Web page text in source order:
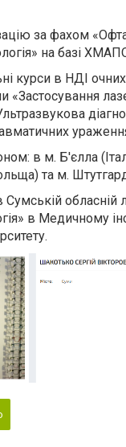
за фахом
на базі
курси в НДІ
«Застосування
в м. Б'єлла
та м.
обласній
в Медичному